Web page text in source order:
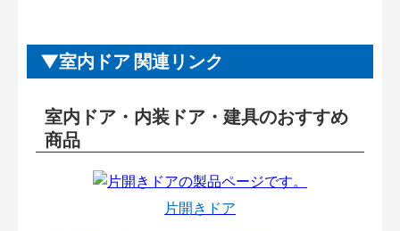
室内ドア 関連リンク
室内ドア・内装ドア・建具のおすすめ
商品
片開きドア